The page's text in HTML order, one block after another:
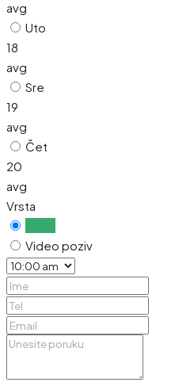
avg
Uto
18
avg
Sre
19
avg
Čet
20
avg
Vrsta
Video poziv